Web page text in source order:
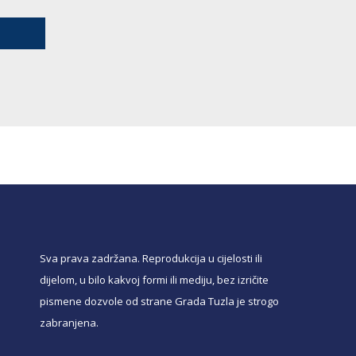
Sva prava zadržana. Reprodukcija u cijelosti ili
dijelom, u bilo kakvoj formi ili mediju, bez izričite
pismene dozvole od strane Grada Tuzla je strogo
zabranjena.